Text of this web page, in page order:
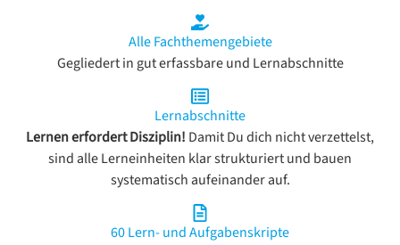
Alle Fachthemengebiete
Gegliedert in gut erfassbare und Lernabschnitte
Lernabschnitte
Lernen erfordert Disziplin! Damit Du dich nicht verzettelst,
sind alle Lerneinheiten klar strukturiert und bauen
systematisch aufeinander auf.
60 Lern- und Aufgabenskripte